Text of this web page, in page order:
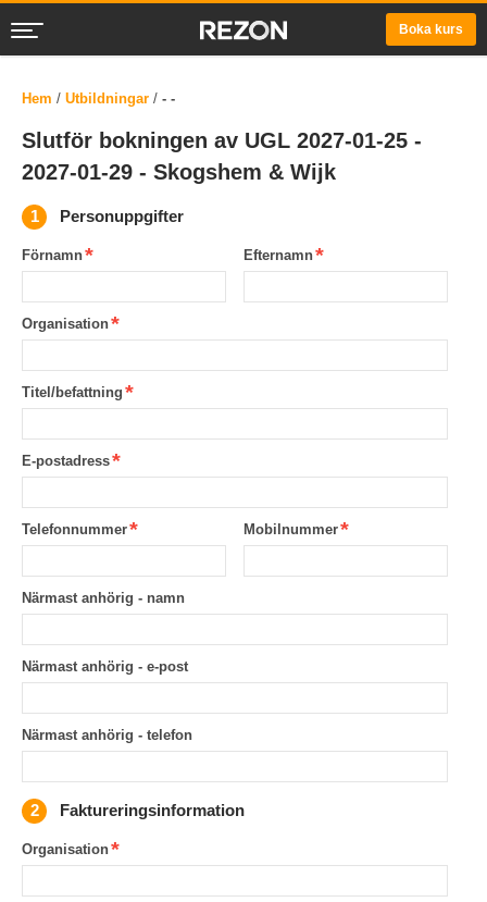
Boka kurs
Hem / Utbildningar / - -
Slutför bokningen av UGL 2027-01-25 -
2027-01-29 - Skogshem & Wijk
Personuppgifter
Förnamn Efternamn
Organisation
Titel/befattning
E-postadress
Telefonnummer Mobilnummer
Närmast anhörig - namn
Närmast anhörig - e-post
Närmast anhörig - telefon
Faktureringsinformation
Organisation